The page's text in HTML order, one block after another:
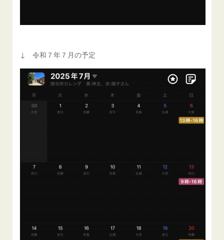
↓ 令和７年７月の予定